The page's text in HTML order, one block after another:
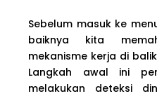
Sebelum masuk ke
baiknya kita
mekanisme kerja di
Langkah awal ini
melakukan deteksi